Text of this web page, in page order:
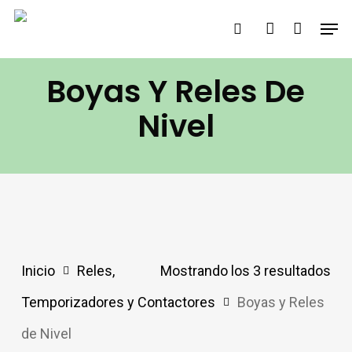
Saltar
contenido
buscar account
Boyas Y Reles De
Nivel
Mostrando los 3 resultados
Inicio
Reles,
Temporizadores y Contactores
Boyas y Reles
de Nivel